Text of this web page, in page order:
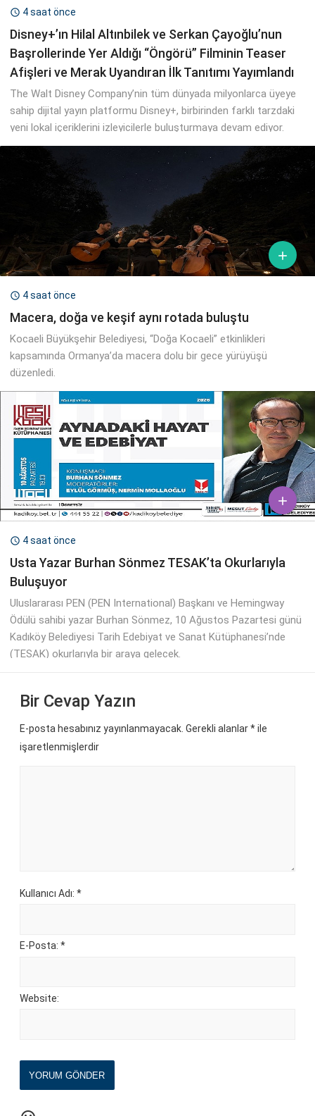
 4 saat önce
Disney+’ın Hilal Altınbilek ve Serkan Çayoğlu’nun
Başrollerinde Yer Aldığı “Öngörü” Filminin Teaser
Afişleri ve Merak Uyandıran İlk Tanıtımı Yayımlandı
The Walt Disney Company’nin tüm dünyada milyonlarca üyeye
sahip dijital yayın platformu Disney+, birbirinden farklı tarzdaki
yeni lokal içeriklerini izleyicilerle buluşturmaya devam ediyor.

 4 saat önce
Macera, doğa ve keşif aynı rotada buluştu
Kocaeli Büyükşehir Belediyesi, “Doğa Kocaeli” etkinlikleri
kapsamında Ormanya’da macera dolu bir gece yürüyüşü
düzenledi.

 4 saat önce
Usta Yazar Burhan Sönmez TESAK’ta Okurlarıyla
Buluşuyor
Uluslararası PEN (PEN International) Başkanı ve Hemingway
Ödülü sahibi yazar Burhan Sönmez, 10 Ağustos Pazartesi günü
Kadıköy Belediyesi Tarih Edebiyat ve Sanat Kütüphanesi’nde
(TESAK) okurlarıyla bir araya gelecek.
Bir Cevap Yazın
E-posta hesabınız yayınlanmayacak. Gerekli alanlar*ile
işaretlenmişlerdir
Kullanıcı Adı: *
E-Posta: *
Website:
YORUM GÖNDER